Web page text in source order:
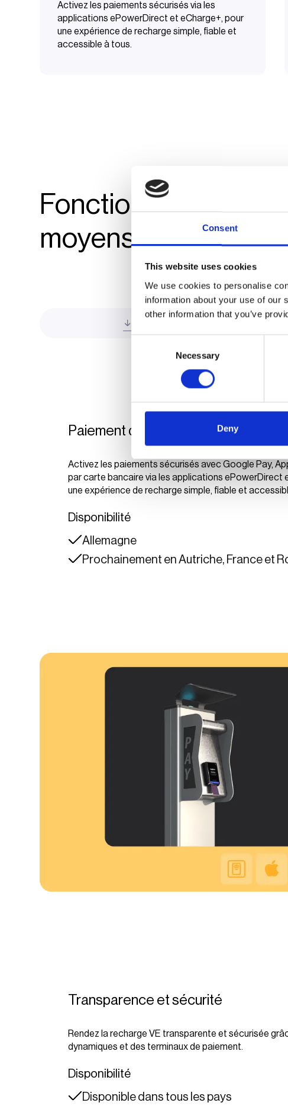
Consent
This website uses cookies
We use cookies to personalise
information about your use of our
other information that you’ve
Necessary
Deny
Activez les paiements sécurisés via les
applications ePowerDirect et eCharge+, pour
une expérience de recharge simple, fiable et
accessible à tous.
Fonctionnalités des
moyens de paiement
Paiement direct en ligne
Activez les paiements sécurisés avec Google Pay,
par carte bancaire via les applications ePowerDirect
une expérience de recharge simple, fiable et
Disponibilité
Allemagne
Prochainement en Autriche, France et
Transparence et sécurité
Rendez la recharge VE transparente et sécurisée
dynamiques et des terminaux de paiement.
Disponibilité
Disponible dans tous les pays